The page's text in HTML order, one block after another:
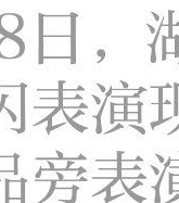
日，
演
旁表